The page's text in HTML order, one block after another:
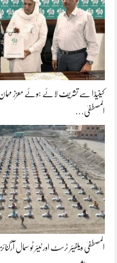
کینیڈا سے تشریف لائے ہوئے معزز مہمان
المصطفیٰ…
المصطفیٰ ویلفیئر ٹرسٹ اور ٹیئر ٹو سمال